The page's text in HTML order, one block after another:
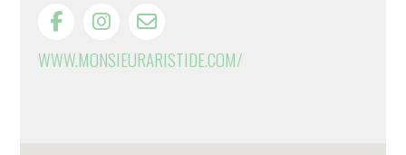
WWW.MONSIEURARISTIDE.COM/